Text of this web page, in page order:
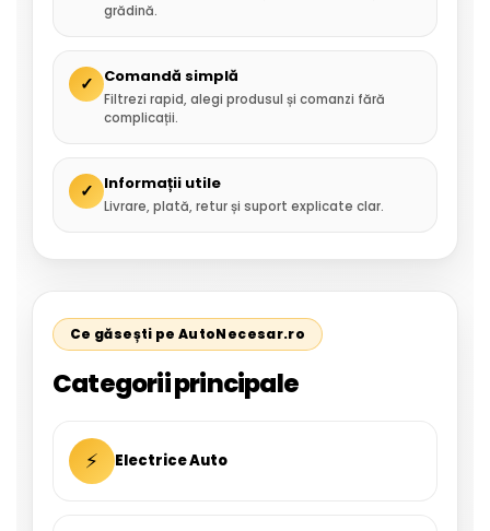
grădină.
✓ Comandă simplă
Filtrezi rapid, alegi produsul și comanzi fără
complicații.
✓ Informații utile
Livrare, plată, retur și suport explicate clar.
Ce găsești pe AutoNecesar.ro
Categorii principale
⚡ Electrice Auto